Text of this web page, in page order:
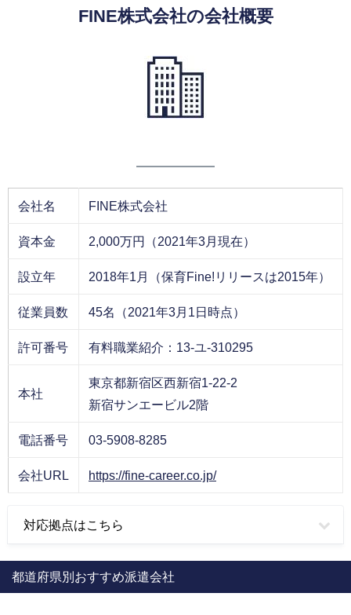
FINE株式会社の会社概要
会社名 FINE株式会社
資本金 2,000万円（2021年3月現在）
設立年 2018年1月（保育Fine!リリースは2015年）
従業員数 45名（2021年3月1日時点）
許可番号 有料職業紹介：13-ユ-310295
本社
東京都新宿区西新宿1-22-2
新宿サンエービル2階
電話番号 03-5908-8285
会社URL https://fine-career.co.jp/
対応拠点はこちら
都道府県別おすすめ派遣会社